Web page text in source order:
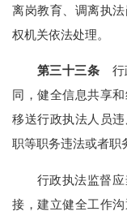
离岗教育、调离执
权机关依法处理。
第三十三条 行
同，健全信息共享
移送行政执法人员
职等职务违法或者职
行政执法监督
接，建立健全工作